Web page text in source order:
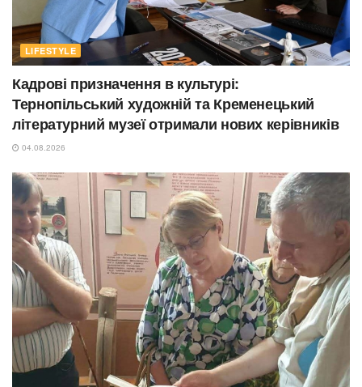
LIFESTYLE
Кадрові призначення в культурі:
Тернопільський художній та Кременецький
літературний музеї отримали нових керівників
04.08.2026